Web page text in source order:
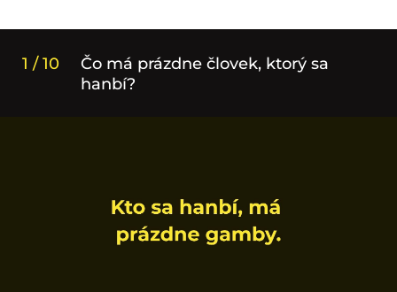
1 / 10
Čo má prázdne človek, ktorý sa
hanbí?